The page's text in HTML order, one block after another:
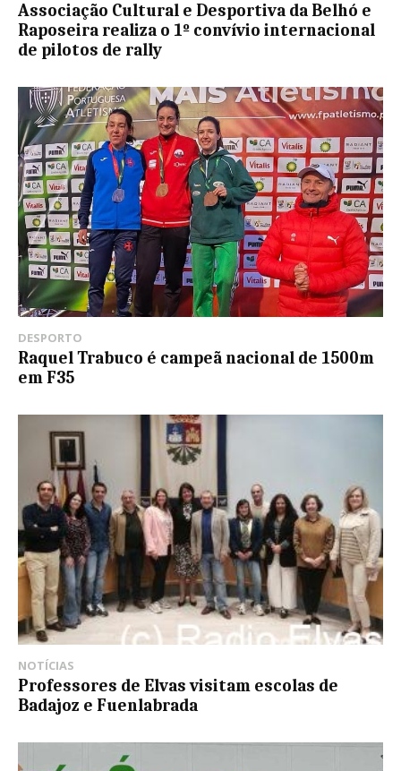
Associação Cultural e Desportiva da Belhó e
Raposeira realiza o 1º convívio internacional
de pilotos de rally
DESPORTO
Raquel Trabuco é campeã nacional de 1500m
em F35
NOTÍCIAS
Professores de Elvas visitam escolas de
Badajoz e Fuenlabrada